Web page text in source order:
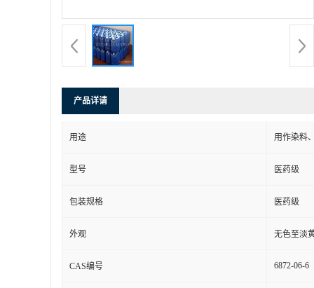
产品详请
用途 用作染料
型号 医药级
包装规格 医药级
外观 无色至淡
CAS编号 6872-06-6